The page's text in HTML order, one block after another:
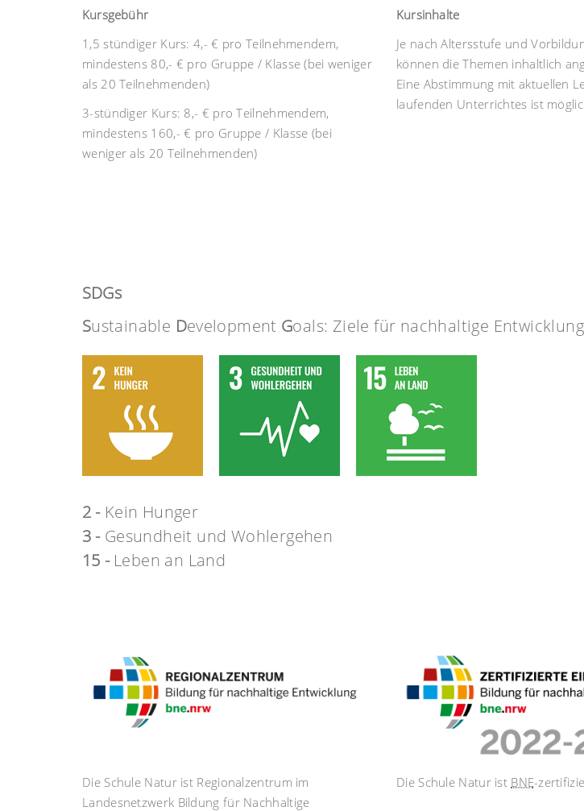
Kursgebühr
1,5 stündiger Kurs: 4,- € pro Teilnehmendem,
mindestens 80,- € pro Gruppe / Klasse (bei weniger
als 20 Teilnehmenden)
3-stündiger Kurs: 8,- € pro Teilnehmendem,
mindestens 160,- € pro Gruppe / Klasse (bei
weniger als 20 Teilnehmenden)
Kursinhalte
Je nach Altersstufe und
können die Themen inhaltlich
Eine Abstimmung mit aktuellen
laufenden Unterrichtes ist
SDGs
Sustainable Development Goals: Ziele für nachhaltige Entwicklung
2 - Kein Hunger
3 - Gesundheit und Wohlergehen
15 - Leben an Land
Die Schule Natur ist Regionalzentrum im
Landesnetzwerk Bildung für Nachhaltige
Die Schule Natur ist BNE-